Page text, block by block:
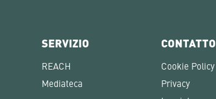
SERVIZIO
REACH
Mediateca
CONTATTO
Cookie Policy
Privacy